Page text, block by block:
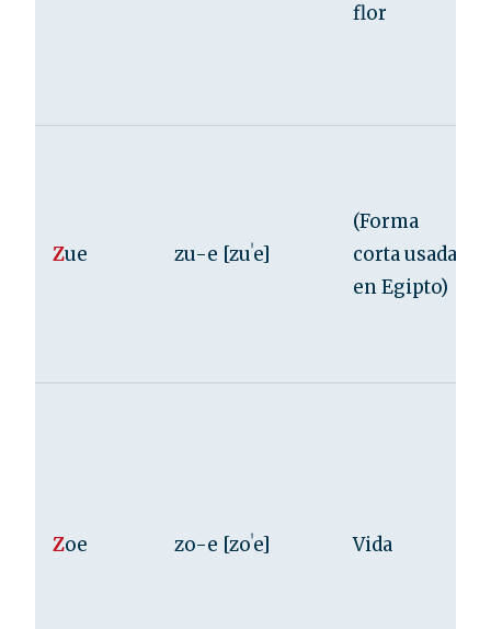
flor
Zue zu-e [zuˈe]
(Forma
corta usada
en Egipto)
Zoe zo-e [zoˈe] Vida